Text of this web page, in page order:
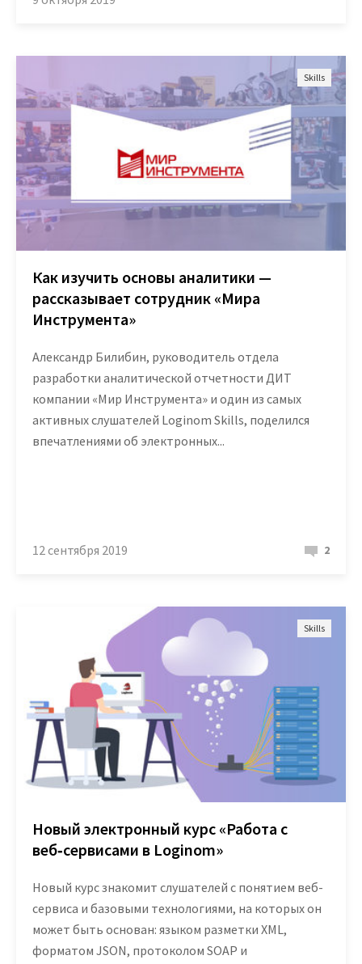
Платформа
Маркетплейс
Обучение
Блог
Вход
Skills
Как изучить основы аналитики —
рассказывает сотрудник «Мира
Инструмента»
Александр Билибин, руководитель отдела
разработки аналитической отчетности ДИТ
компании «Мир Инструмента» и один из самых
активных слушателей Loginom Skills, поделился
впечатлениями об электронных...
12 сентября 2019 2
Skills
Новый электронный курс «Работа с
веб‑сервисами в Loginom»
Новый курс знакомит слушателей с понятием веб-
сервиса и базовыми технологиями, на которых он
может быть основан: языком разметки XML,
форматом JSON, протоколом SOAP и